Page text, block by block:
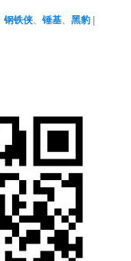
、钢铁侠 、锤基 、黑豹 |